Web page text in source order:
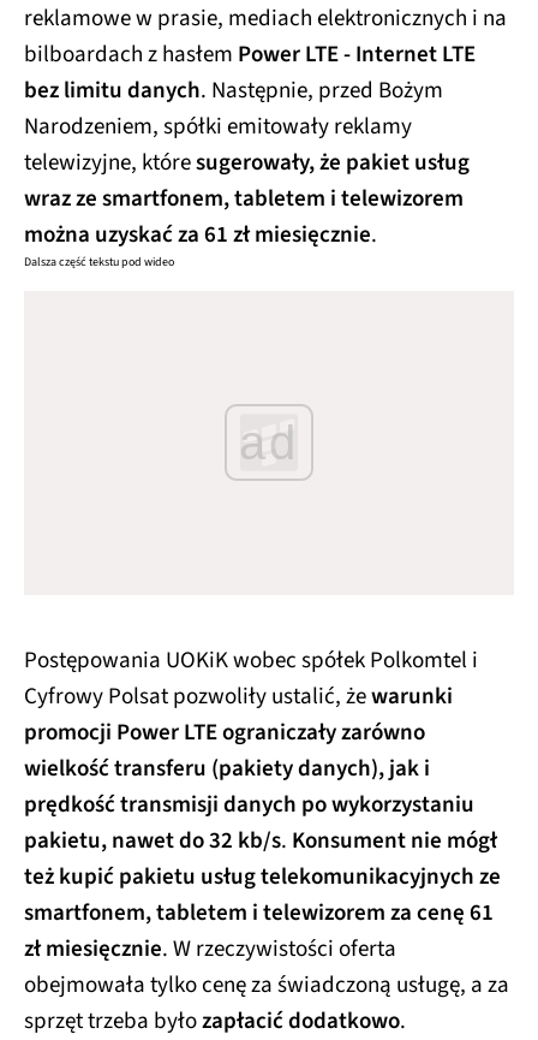
reklamowe w prasie, mediach elektronicznych i na
bilboardach z hasłem Power LTE - Internet LTE
bez limitu danych. Następnie, przed Bożym
Narodzeniem, spółki emitowały reklamy
telewizyjne, któresugerowały, że pakiet usług
wraz ze smartfonem, tabletem i telewizorem
można uzyskać za 61 zł miesięcznie.
Dalsza część tekstu pod wideo
ad
Postępowania UOKiK wobec spółek Polkomtel i
Cyfrowy Polsat pozwoliły ustalić, żewarunki
promocji Power LTE ograniczały zarówno
wielkość transferu (pakiety danych), jak i
prędkość transmisji danych po wykorzystaniu
pakietu, nawet do 32 kb/s. Konsument nie mógł
też kupić pakietu usług telekomunikacyjnych ze
smartfonem, tabletem i telewizorem za cenę 61
zł miesięcznie. W rzeczywistości oferta
obejmowała tylko cenę za świadczoną usługę, a za
sprzęt trzeba byłozapłacić dodatkowo.